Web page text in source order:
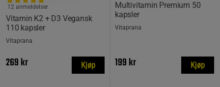
Vitamin K2 + D3 Vegansk
110 kapsler
12 anmeldelser
Vitaprana
269 kr Kjøp
Multivitamin Premium 50
kapsler
Vitaprana
199 kr Kjøp